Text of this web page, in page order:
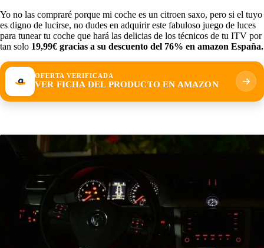
Yo no las compraré porque mi coche es un citroen saxo, pero si el tuyo
es digno de lucirse, no dudes en adquirir este fabuloso juego de luces
para tunear tu coche que hará las delicias de los técnicos de tu ITV por
tan solo 19,99€ gracias a su descuento del 76% en amazon España.
OFERTA VERIFICADA
VER FICHA DEL PRODUCTO EN AMAZON